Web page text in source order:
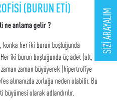
SİZİ ARAYALIM
(BURUN ETİ)
ne anlama gelir ?
konka her iki burun boşluğunda
iki burun boşluğunda üç adet (alt,
zaman büyüyerek (hipertrofiye
almanızda zorluğa neden olabilir. Bu
olarak adlandırılır.